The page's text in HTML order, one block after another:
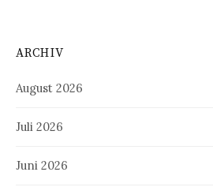
ARCHIV
August 2026
Juli 2026
Juni 2026